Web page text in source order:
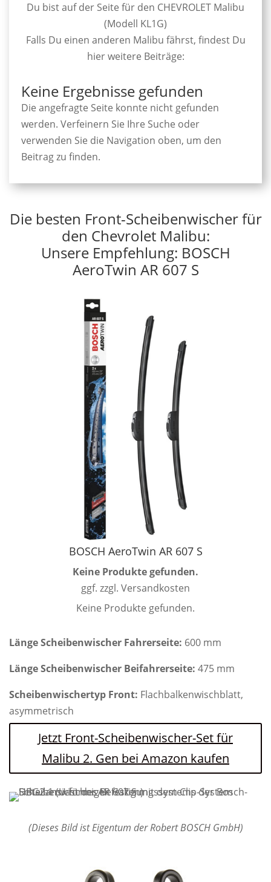
Du bist auf der Seite für den CHEVROLET Malibu
(Modell KL1G)
Falls Du einen anderen Malibu fährst, findest Du
hier weitere Beiträge:
Keine Ergebnisse gefunden
Die angefragte Seite konnte nicht gefunden
werden. Verfeinern Sie Ihre Suche oder
verwenden Sie die Navigation oben, um den
Beitrag zu finden.
Die besten Front-Scheibenwischer für
den Chevrolet Malibu:
Unsere Empfehlung: BOSCH
AeroTwin AR 607 S
BOSCH AeroTwin AR 607 S
Keine Produkte gefunden.
ggf. zzgl. Versandkosten
Keine Produkte gefunden.
Länge Scheibenwischer Fahrerseite: 600 mm
Länge Scheibenwischer Beifahrerseite: 475 mm
Scheibenwischertyp Front: Flachbalkenwischblatt,
asymmetrisch
Jetzt Front-Scheibenwischer-Set für
Malibu 2. Gen bei Amazon kaufen
(Dieses Bild ist Eigentum der Robert BOSCH GmbH)